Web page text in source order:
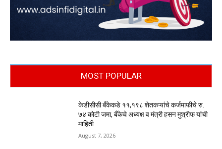
MOST POPULAR
केडीसीसी बँकेकडे ११,१९८ शेतकऱ्यांचे कर्जमाफीचे रु.
७४ कोटी जमा, बँकेचे अध्यक्ष व मंत्री हसन मुश्रीफ यांची
माहिती
August 7, 2026